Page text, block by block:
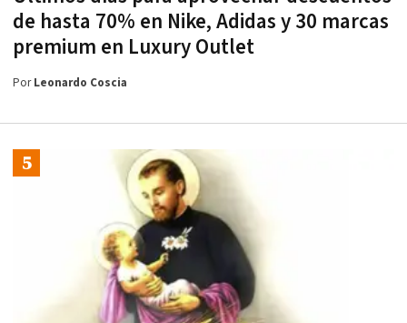
de hasta 70% en Nike, Adidas y 30 marcas
premium en Luxury Outlet
PorLeonardo Coscia